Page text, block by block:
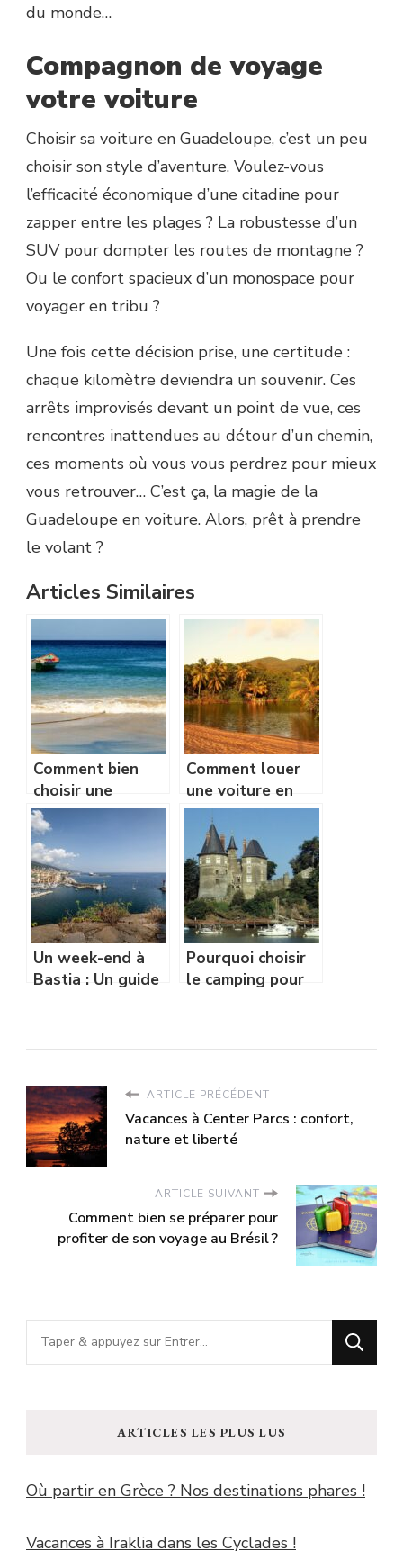
du monde…
Compagnon de voyage
votre voiture
Choisir sa voiture en Guadeloupe, c’est un peu
choisir son style d’aventure. Voulez-vous
l’efficacité économique d’une citadine pour
zapper entre les plages ? La robustesse d’un
SUV pour dompter les routes de montagne ?
Ou le confort spacieux d’un monospace pour
voyager en tribu ?
Une fois cette décision prise, une certitude :
chaque kilomètre deviendra un souvenir. Ces
arrêts improvisés devant un point de vue, ces
rencontres inattendues au détour d’un chemin,
ces moments où vous vous perdrez pour mieux
vous retrouver… C’est ça, la magie de la
Guadeloupe en voiture. Alors, prêt à prendre
le volant ?
Articles Similaires
Comment bien
choisir une
location
saisonnière en
Martinique ?
Comment louer
une voiture en
Guadeloupe ?
Un week-end à
Bastia : Un guide
Pourquoi choisir
le camping pour
?
ARTICLE PRÉCÉDENT
Vacances à Center Parcs : confort,
nature et liberté
ARTICLE SUIVANT
Comment bien se préparer pour
profiter de son voyage au Brésil ?
Vous
recherchiez
ARTICLES LES PLUS LUS
Où partir en Grèce ? Nos destinations phares !
Vacances à Iraklia dans les Cyclades !